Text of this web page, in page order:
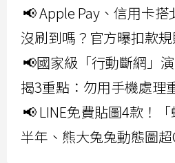
📢 Apple Pay、信用卡
沒刷到嗎？官方曝扣款
📢國家級「行動斷網」
揭3重點：勿用手機處理
📢 LINE免費貼圖4款！
半年、熊大兔兔動態圖超